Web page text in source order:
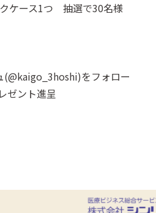
クケース1つ 抽選で30名様
をフォロー
ゼント進呈